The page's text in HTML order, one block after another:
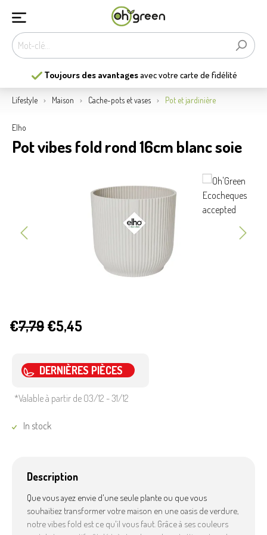
Toujours des avantagesavec votre carte de fidélité
Lifestyle Maison Cache-pots et vases Pot et jardinière
Elho
Pot vibes fold rond 16cm blanc soie
€7,79€5,45
DERNIÈRES PIÈCES
*Valable à partir de 03/12 - 31/12
In stock
Description
Que vous ayez envie d'une seule plante ou que vous
souhaitiez transformer votre maison en une oasis de verdure,
notre vibes fold est ce qu'il vous faut. Grâce à ses couleurs